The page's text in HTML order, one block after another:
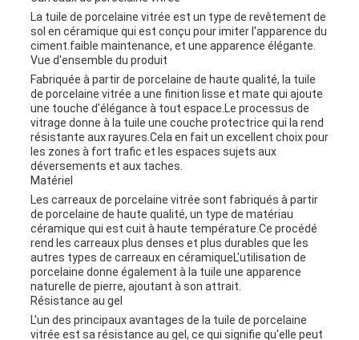
La tuile de porcelaine vitrée est un type de revêtement de
sol en céramique qui est conçu pour imiter l'apparence du
ciment.faible maintenance, et une apparence élégante.
Vue d'ensemble du produit
Fabriquée à partir de porcelaine de haute qualité, la tuile
de porcelaine vitrée a une finition lisse et mate qui ajoute
une touche d'élégance à tout espace.Le processus de
vitrage donne à la tuile une couche protectrice qui la rend
résistante aux rayures.Cela en fait un excellent choix pour
les zones à fort trafic et les espaces sujets aux
déversements et aux taches.
Matériel
Les carreaux de porcelaine vitrée sont fabriqués à partir
de porcelaine de haute qualité, un type de matériau
céramique qui est cuit à haute température.Ce procédé
rend les carreaux plus denses et plus durables que les
autres types de carreaux en céramiqueL'utilisation de
porcelaine donne également à la tuile une apparence
naturelle de pierre, ajoutant à son attrait.
Résistance au gel
L'un des principaux avantages de la tuile de porcelaine
vitrée est sa résistance au gel, ce qui signifie qu'elle peut